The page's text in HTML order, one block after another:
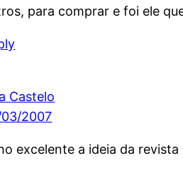
para comprar e foi ele
Castelo
2007
excelente a ideia da